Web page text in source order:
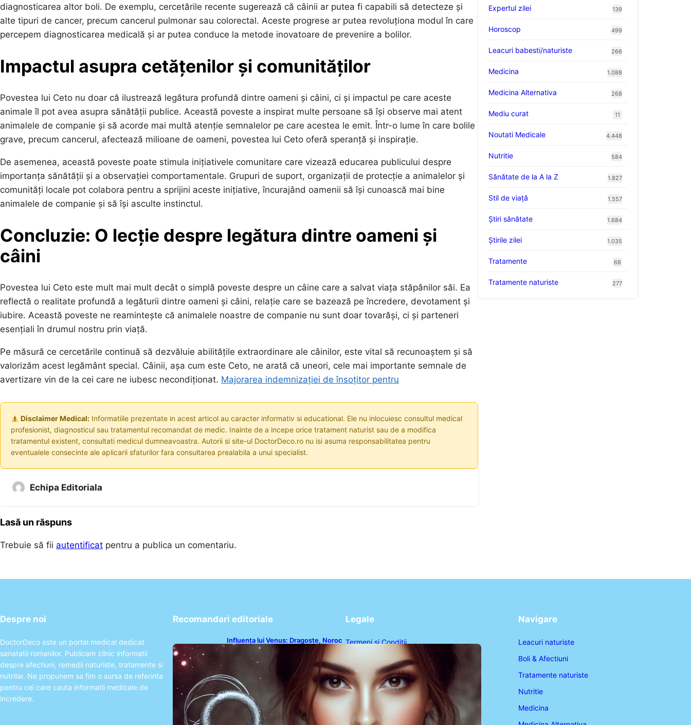
diagnosticarea altor boli. De exemplu, cercetările recente sugerează că câinii ar putea fi capabili să detecteze și
alte tipuri de cancer, precum cancerul pulmonar sau colorectal. Aceste progrese ar putea revoluționa modul în care
percepem diagnosticarea medicală și ar putea conduce la metode inovatoare de prevenire a bolilor.
Impactul asupra cetățenilor și comunităților
Povestea lui Ceto nu doar că ilustrează legătura profundă dintre oameni și câini, ci și impactul pe care aceste
animale îl pot avea asupra sănătății publice. Această poveste a inspirat multe persoane să își observe mai atent
animalele de companie și să acorde mai multă atenție semnalelor pe care acestea le emit. Într-o lume în care bolile
grave, precum cancerul, afectează milioane de oameni, povestea lui Ceto oferă speranță și inspirație.
De asemenea, această poveste poate stimula inițiativele comunitare care vizează educarea publicului despre
importanța sănătății și a observației comportamentale. Grupuri de suport, organizații de protecție a animalelor și
comunități locale pot colabora pentru a sprijini aceste inițiative, încurajând oamenii să își cunoască mai bine
animalele de companie și să își asculte instinctul.
Concluzie: O lecție despre legătura dintre oameni și
câini
Povestea lui Ceto este mult mai mult decât o simplă poveste despre un câine care a salvat viața stăpânilor săi. Ea
reflectă o realitate profundă a legăturii dintre oameni și câini, relație care se bazează pe încredere, devotament și
iubire. Această poveste ne reamintește că animalele noastre de companie nu sunt doar tovarăși, ci și parteneri
esențiali în drumul nostru prin viață.
Pe măsură ce cercetările continuă să dezvăluie abilitățile extraordinare ale câinilor, este vital să recunoaștem și să
valorizăm acest legământ special. Câinii, așa cum este Ceto, ne arată că uneori, cele mai importante semnale de
avertizare vin de la cei care ne iubesc necondiționat. Majorarea indemnizației de însoțitor pentru
Disclaimer Medical:Informatiile prezentate in acest articol au caracter informativ si educational. Ele nu inlocuiesc consultul medical
profesionist, diagnosticul sau tratamentul recomandat de medic. Inainte de a incepe orice tratament naturist sau de a modifica
tratamentul existent, consultati medicul dumneavoastra. Autorii si site-ul DoctorDeco.ro nu isi asuma responsabilitatea pentru
eventualele consecinte ale aplicarii sfaturilor fara consultarea prealabila a unui specialist.
Echipa Editoriala
Lasă un răspuns
Trebuie să fii autentificat pentru a publica un comentariu.
Expertul zilei 139
Horoscop 499
Leacuri babesti/naturiste 266
Medicina 1.088
Medicina Alternativa 268
Mediu curat 11
Noutati Medicale 4.448
Nutritie 584
Sănătate de la A la Z 1.827
Stil de viaţă 1.557
Ştiri sănătate 1.684
Știrile zilei 1.035
Tratamente 68
Tratamente naturiste 277
Despre noi
DoctorDeco este un portal medical dedicat
sanatatii romanilor. Publicam zilnic informatii
despre afectiuni, remedii naturiste, tratamente si
nutritie. Ne propunem sa fim o sursa de referinta
pentru cei care cauta informatii medicale de
incredere.
Recomandari editoriale
Influența lui Venus: Dragoste, Noroc
și Oportunități pentru Tauri și Balanțe
în Weekendul 8-9 August
Legale
Termeni și Condiții
Politica de Confidențialitate
Politica de Cookies
Disclaimer
Contact
Navigare
Leacuri naturiste
Boli & Afectiuni
Tratamente naturiste
Nutritie
Medicina